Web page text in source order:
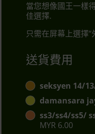
當您想像國王一樣
佳選擇.
只需在屏幕上選擇
送貨費用
seksyen 14/
damansara
ss3/ss4/ss5/
MYR 6.00